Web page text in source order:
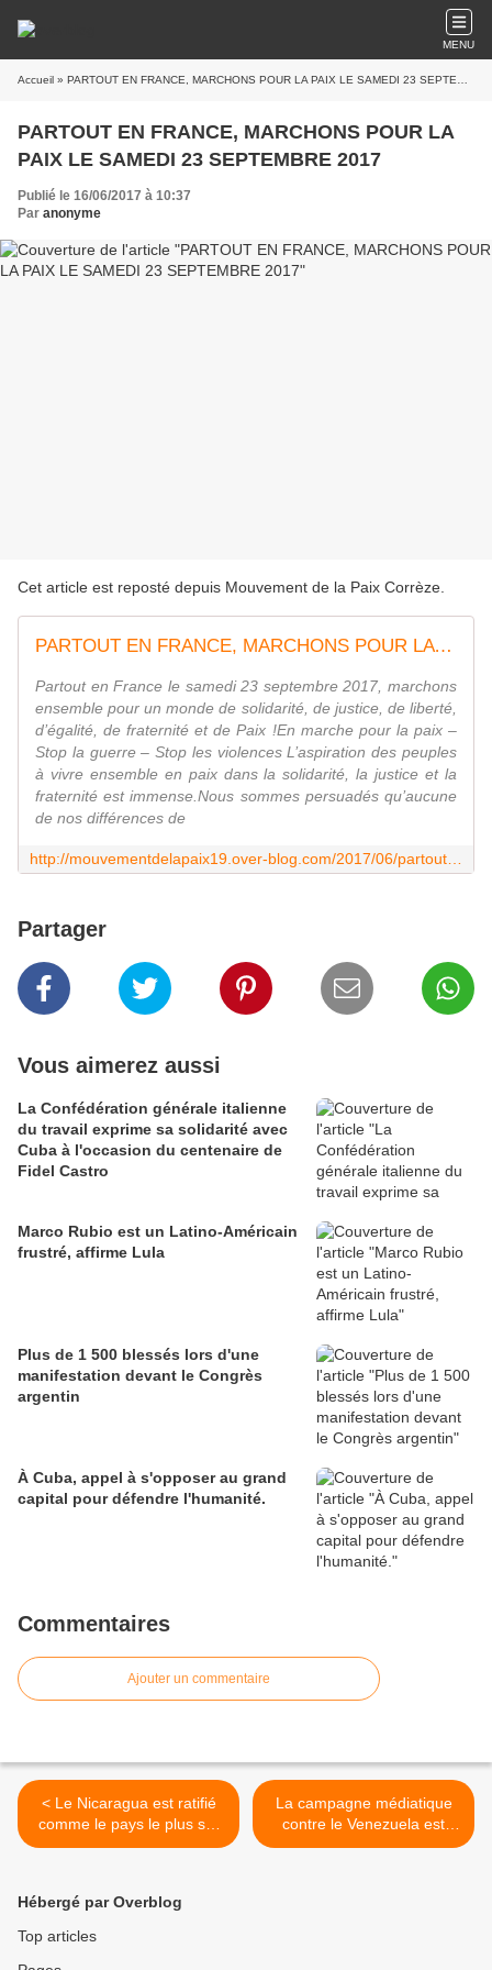
MENU
Accueil » PARTOUT EN FRANCE, MARCHONS POUR LA PAIX LE SAMEDI 23 SEPTEMBRE 2017
PARTOUT EN FRANCE, MARCHONS POUR LA
PAIX LE SAMEDI 23 SEPTEMBRE 2017
Publié le 16/06/2017 à 10:37
Par anonyme
Cet article est reposté depuis Mouvement de la Paix Corrèze
PARTOUT EN FRANCE, MARCHONS POUR LA PAIX LE SAMEDI 23 SEPTEMBRE 2017
Partout en France le samedi 23 septembre 2017, marchons
ensemble pour un monde de solidarité, de justice, de liberté,
d’égalité, de fraternité et de Paix !En marche pour la paix –
Stop la guerre – Stop les violences L’aspiration des peuples
à vivre ensemble en paix dans la solidarité, la justice et la
fraternité est immense.Nous sommes persuadés qu’aucune
de nos différences de
Partager
Vous aimerez aussi
La Confédération générale italienne
du travail exprime sa solidarité avec
Cuba à l'occasion du centenaire de
Fidel Castro
Marco Rubio est un Latino-Américain
frustré, affirme Lula
Plus de 1 500 blessés lors d'une
manifestation devant le Congrès
argentin
À Cuba, appel à s'opposer au grand
capital pour défendre l'humanité.
Commentaires
Ajouter un commentaire
< Le Nicaragua est ratifié
comme le pays le plus sûr
de l'Amérique Centrale
La campagne médiatique
contre le Venezuela est
dénoncée >
Hébergé par Overblog
Top articles